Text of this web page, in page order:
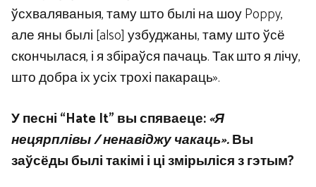
ўсхваляваныя, таму што былі на шоу Poppy,
але яны былі [also] узбуджаны, таму што ўсё
скончылася, і я збіраўся пачаць. Так што я лічу,
што добра іх усіх трохі пакараць».
У песні “Hate It” вы спяваеце:«Я
нецярплівы / ненавіджу чакаць».Вы
заўсёды былі такімі і ці змірыліся з гэтым?